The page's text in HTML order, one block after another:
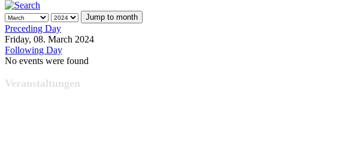
Jump to month
Preceding Day
Friday, 08. March 2024
Following Day
No events were found
Veranstaltungen